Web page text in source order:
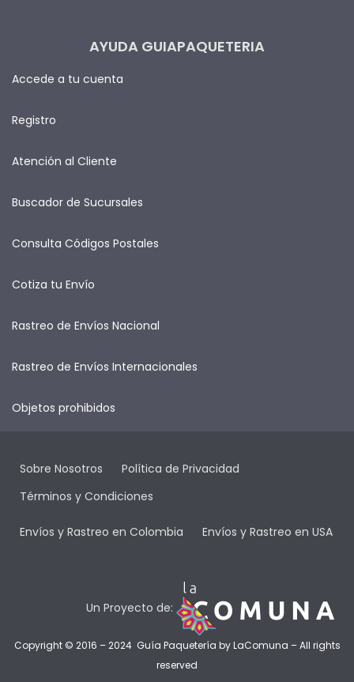
AYUDA GUIAPAQUETERIA
Accede a tu cuenta
Registro
Atención al Cliente
Buscador de Sucursales
Consulta Códigos Postales
Cotiza tu Envío
Rastreo de Envíos Nacional
Rastreo de Envíos Internacionales
Objetos prohibidos
Sobre Nosotros
Política de Privacidad
Términos y Condiciones
Envíos y Rastreo en Colombia Envíos y Rastreo en USA
Un Proyecto de:
Copyright © 2016 – 2024 Guía Paquetería byLaComuna – All rights
reserved